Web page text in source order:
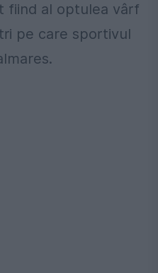
fiind al optulea vârf
pe care sportivul